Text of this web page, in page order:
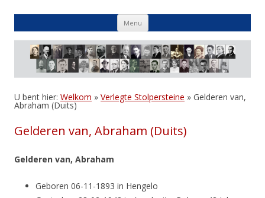
Menu Skip
content
U bent hier: Welkom » Verlegte Stolpersteine » Gelderen van,
Abraham (Duits)
Gelderen van, Abraham (Duits)
Gelderen van, Abraham
Geboren 06-11-1893 in Hengelo